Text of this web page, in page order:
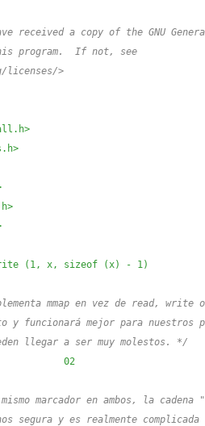
received a copy of the GNU
program.  If not, see
licenses/>
write (1, x, sizeof (x) - 1)
mmap en vez de read, write
y funcionará mejor para nuestros
llegar a ser muy molestos. */
02
marcador en ambos, la cadena
segura y es realmente